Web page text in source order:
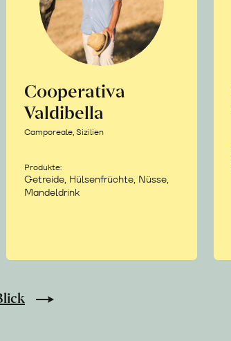
Cooperativa
Valdibella
Camporeale, Sizilien
Produkte:
Getreide, Hülsenfrüchte, Nüsse,
Mandeldrink